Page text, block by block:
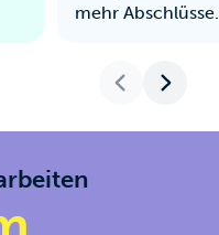
mehr Abschlüsse.